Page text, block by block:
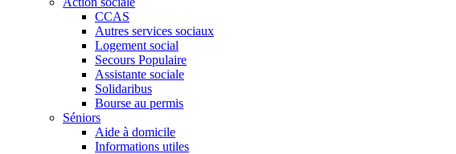
CCAS
Autres services sociaux
Logement social
Secours Populaire
Assistante sociale
Solidaribus
Bourse au permis
Séniors
Aide à domicile
Informations utiles